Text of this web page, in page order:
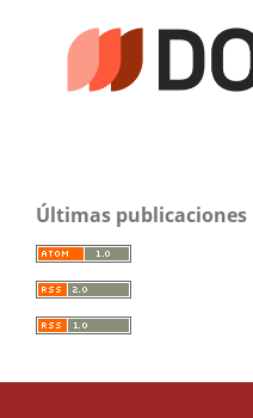
Últimas publicaciones